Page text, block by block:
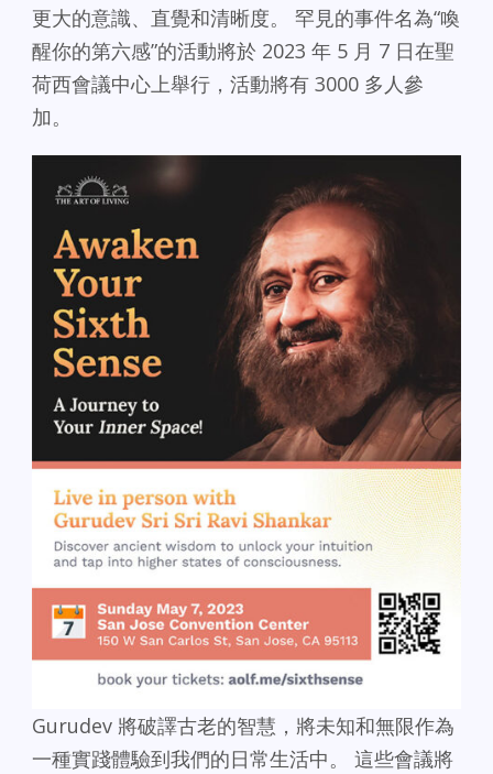
更大的意識、直覺和清晰度。 罕見的事件名為“喚
醒你的第六感”的活動將於 2023 年 5 月 7 日在聖
荷西會議中心上舉行，活動將有 3000 多人參
加。
Gurudev 將破譯古老的智慧，將未知和無限作為
一種實踐體驗到我們的日常生活中。 這些會議將